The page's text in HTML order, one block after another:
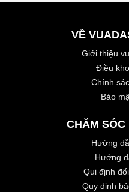
VỀ
Giới thiệu
Điều
Chính
Bảo
CHĂM SÓC
Hướng
Hướng
Qui định
Quy định